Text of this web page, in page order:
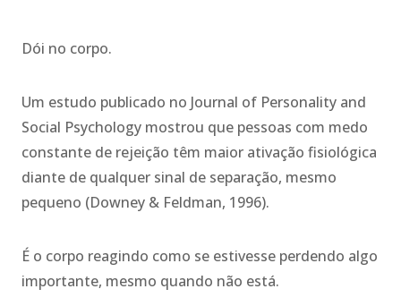
Dói no corpo.
Um estudo publicado no Journal of Personality and
Social Psychology mostrou que pessoas com medo
constante de rejeição têm maior ativação fisiológica
diante de qualquer sinal de separação, mesmo
pequeno (Downey & Feldman, 1996).
É o corpo reagindo como se estivesse perdendo algo
importante, mesmo quando não está.